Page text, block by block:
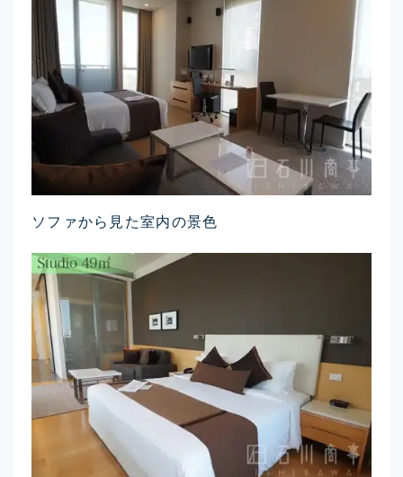
ソファから見た室内の景色